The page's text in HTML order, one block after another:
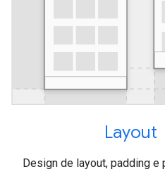
Layout
Design de layout, padding e